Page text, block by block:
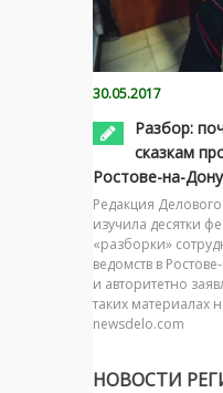
30.05.2017
Разбор:
сказкам
Ростове-на-
Редакция
изучила десятки
«разборки»
ведомств в
и авторитетно
таких материалах
newsdelo.com
НОВОСТИ